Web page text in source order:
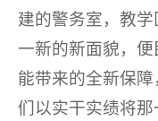
建的警务室，教
一新的新面貌，
能带来的全新保
们以实干实绩将那